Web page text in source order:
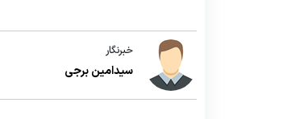
خبرنگار
سیدامین برجی